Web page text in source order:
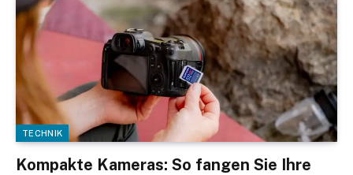
TECHNIK
Kompakte Kameras: So fangen Sie Ihre